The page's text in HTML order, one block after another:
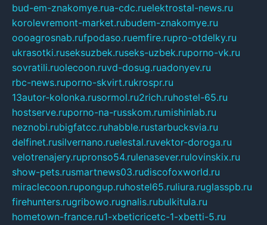
bud-em-znakomye.rua-cdc.ruelektrostal-news.ru
korolevremont-market.rubudem-znakomye.ru
oooagrosnab.rufpodaso.ruemfire.rupro-otdelky.ru
ukrasotki.ruseksuzbek.ruseks-uzbek.ruporno-vk.ru
sovratili.ruolecoon.ruvd-dosug.ruadonyev.ru
rbc-news.ruporno-skvirt.rukrospr.ru
13autor-kolonka.rusormol.ru2rich.ruhostel-65.ru
hostserve.ruporno-na-russkom.rumishinlab.ru
neznobi.rubigfatcc.ruhabble.rustarbucksvia.ru
delfinet.rusilvernano.ruelestal.ruvektor-doroga.ru
velotrenajery.rupronso54.rulenasever.rulovinskix.ru
show-pets.rusmartnews03.rudiscofoxworld.ru
miraclecoon.rupongup.ruhostel65.ruliura.ruglasspb.ru
firehunters.rugribowo.rugnalis.rubulkitula.ru
hometown-france.ru1-xbeticricetc-1-xbetti-5.ru